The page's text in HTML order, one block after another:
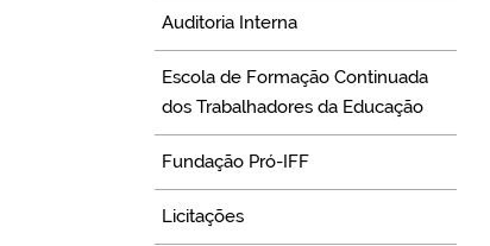
Auditoria Interna
Escola de Formação Continuada
dos Trabalhadores da Educação
Fundação Pró-IFF
Licitações